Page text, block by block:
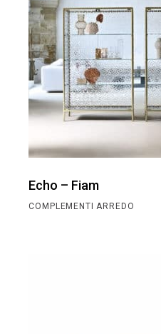
Echo – Fiam
COMPLEMENTI ARREDO